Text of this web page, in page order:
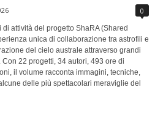
0
attività del progetto ShaRA (Shared
unica di collaborazione tra astrofili e
del cielo australe attraverso grandi
22 progetti, 34 autori, 493 ore di
il volume racconta immagini, tecniche,
delle più spettacolari meraviglie del